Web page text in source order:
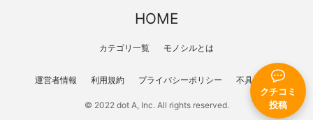
クチコミ
投稿
HOME
カテゴリ一覧 モノシルとは
運営者情報 利用規約 プライバシーポリシー 不具合報告
© 2022 dot A, Inc. All rights reserved.